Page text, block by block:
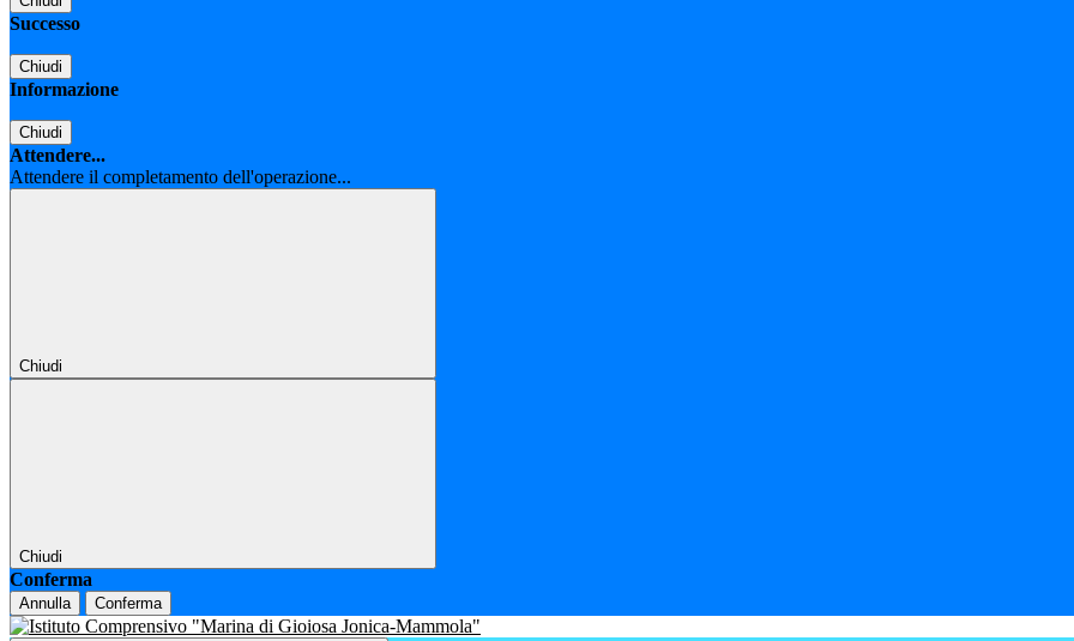
Successo
Chiudi
Informazione
Chiudi
Attendere...
Attendere il completamento dell'operazione...
Chiudi
Chiudi
Conferma
Annulla Conferma